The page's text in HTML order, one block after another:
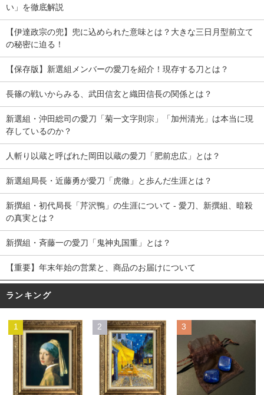
い」を徹底解説
【伊達政宗の兜】兜に込められた意味とは？大きな三日月型前立て
の秘密に迫る！
【保存版】新選組メンバーの愛刀を紹介！現存する刀とは？
長篠の戦いからみる、武田信玄と織田信長の関係とは？
新選組・沖田総司の愛刀「菊一文字則宗」「加州清光」は本当に現
存しているのか？
人斬り以蔵と呼ばれた岡田以蔵の愛刀「肥前忠広」とは？
新選組局長・近藤勇が愛刀「虎徹」と歩んだ生涯とは？
新撰組・初代局長「芹沢鴨」の生涯について - 愛刀、新撰組、暗殺
の真実とは？
新撰組・斉藤一の愛刀「鬼神丸国重」とは？
【重要】年末年始の営業と、商品のお届けについて
ランキング
1 2 3